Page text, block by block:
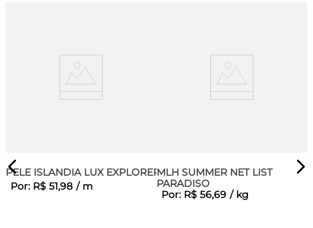
PELE ISLANDIA LUX EXPLORER
Por: R$ 51,98 / m
MLH SUMMER NET LIST
PARADISO
Por: R$ 56,69 / kg